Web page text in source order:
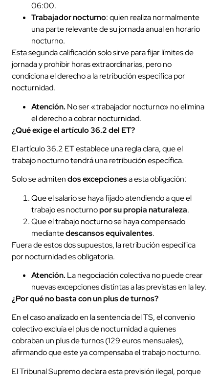
06:00.
Trabajador nocturno: quien realiza normalmente
una parte relevante de su jornada anual en horario
nocturno.
Esta segunda calificación solo sirve para fijar límites de
jornada y prohibir horas extraordinarias, pero no
condiciona el derecho a la retribución específica por
nocturnidad.
Atención. No ser «trabajador nocturno» no elimina
el derecho a cobrar nocturnidad.
¿Qué exige el artículo 36.2 del ET?
El artículo 36.2 ET establece una regla clara, que el
trabajo nocturno tendrá una retribución específica.
Solo se admitendos excepcionesa esta obligación:
Que el salario se haya fijado atendiendo a que el
trabajo es nocturnopor su propia naturaleza.
Que el trabajo nocturno se haya compensado
mediantedescansos equivalentes.
Fuera de estos dos supuestos, la retribución específica
por nocturnidad es obligatoria.
Atención. La negociación colectiva no puede crear
nuevas excepciones distintas a las previstas en la ley.
¿Por qué no basta con un plus de turnos?
En el caso analizado en la sentencia del TS, el convenio
colectivo excluía el plus de nocturnidad a quienes
cobraban un plus de turnos (129 euros mensuales),
afirmando que este ya compensaba el trabajo nocturno.
El Tribunal Supremo declara esta previsión ilegal, porque